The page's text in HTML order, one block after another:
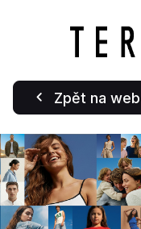
Zpět na web